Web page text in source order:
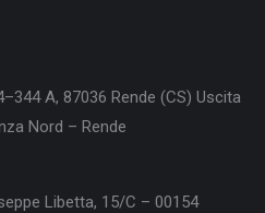
A, 87036 Rende (CS) Uscita
Nord – Rende
Libetta, 15/C – 00154